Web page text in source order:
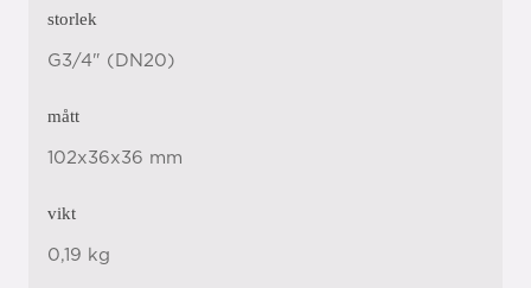
storlek
G3/4" (DN20)
mått
102x36x36 mm
vikt
0,19 kg